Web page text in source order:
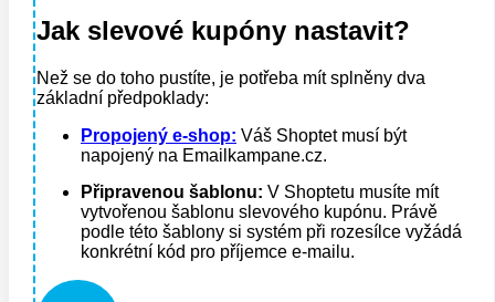
Jak slevové kupóny nastavit?
Než se do toho pustíte, je potřeba mít splněny dva
základní předpoklady:
Propojený e-shop: Váš Shoptet musí být
napojený na Emailkampane.cz.
Připravenou šablonu: V Shoptetu musíte mít
vytvořenou šablonu slevového kupónu. Právě
podle této šablony si systém při rozesílce vyžádá
konkrétní kód pro příjemce e-mailu.